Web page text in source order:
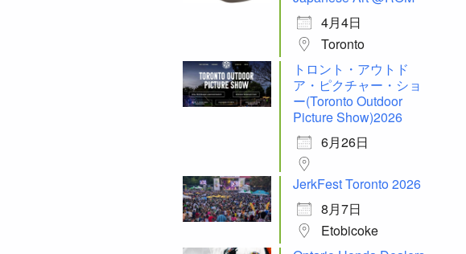
4月4日
Toronto
トロント・アウトド
ア・ピクチャー・ショ
ー(Toronto Outdoor
Picture Show)2026
6月26日
JerkFest Toronto 2026
8月7日
Etobicoke